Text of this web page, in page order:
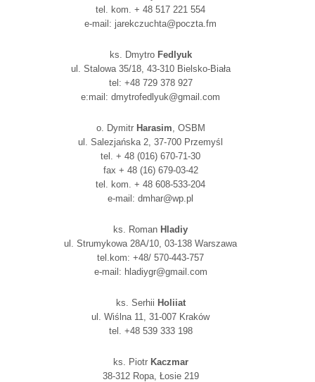
tel. kom. + 48 517 221 554
e-mail: jarekczuchta@poczta.fm
ks. Dmytro Fedlyuk
ul. Stalowa 35/18, 43-310 Bielsko-Biała
tel: +48 729 378 927
e:mail: dmytrofedlyuk@gmail.com
o. Dymitr Harasim, OSBM
ul. Salezjańska 2, 37-700 Przemyśl
tel. + 48 (016) 670-71-30
fax + 48 (16) 679-03-42
tel. kom. + 48 608-533-204
e-mail: dmhar@wp.pl
ks. Roman Hladiy
ul. Strumykowa 28A/10, 03-138 Warszawa
tel.kom: +48/ 570-443-757
e-mail: hladiygr@gmail.com
ks. Serhii Holiiat
ul. Wiślna 11, 31-007 Kraków
tel. +48 539 333 198
ks. Piotr Kaczmar
38-312 Ropa, Łosie 219